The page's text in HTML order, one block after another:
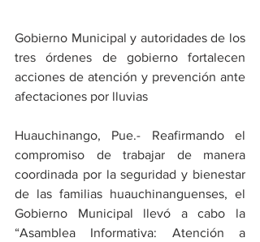
Gobierno Municipal y autoridades de los
tres órdenes de gobierno fortalecen
acciones de atención y prevención ante
afectaciones por lluvias
Huauchinango, Pue.- Reafirmando el
compromiso de trabajar de manera
coordinada por la seguridad y bienestar
de las familias huauchinanguenses, el
Gobierno Municipal llevó a cabo la
“Asamblea Informativa: Atención a